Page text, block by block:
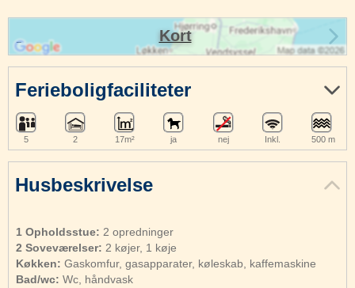
Husbeskrivelse
1 Opholdsstue: 2 opredninger
2 Soveværelser: 2 køjer, 1 køje
Køkken: Gaskomfur, gasapparater, køleskab, kaffemaskine
Bad/wc: Wc, håndvask
Ferieboligfaciliteter
5 2 17m² ja nej Inkl. 500 m
Kort